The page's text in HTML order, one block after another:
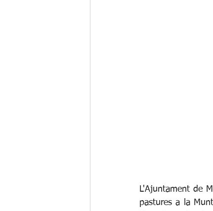
L'Ajuntament de
pastures a la